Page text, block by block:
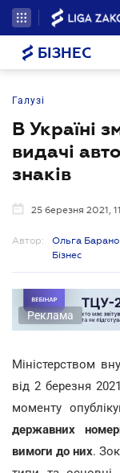
БІЗНЕС
Галузі
В Україні
видачі
знаків
25 березня 2021,
Автор:
Ольга
Бізнес
Реклама
Міністерством
від 2 березня
моменту
державних
вимоги до них.